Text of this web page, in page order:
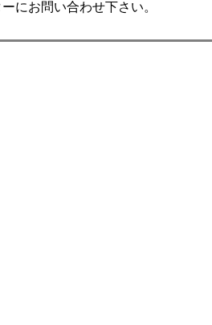
にお問い合わせ下さい。